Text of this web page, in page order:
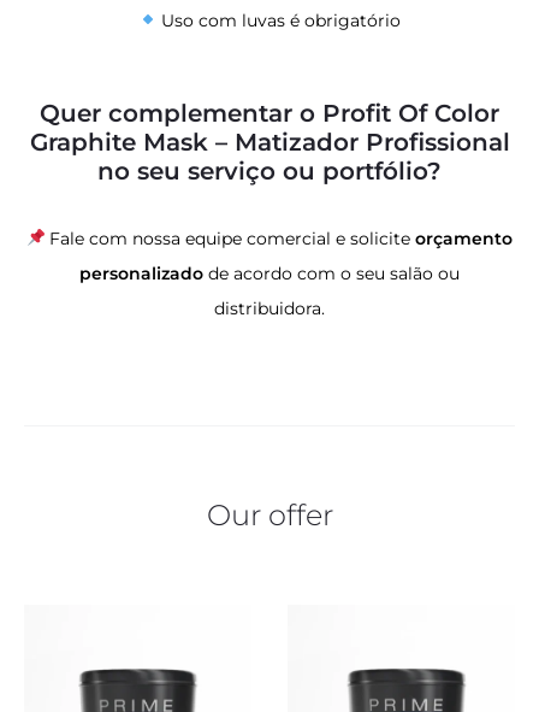
Uso com luvas é obrigatório
Quer complementar o Profit Of Color
Graphite Mask – Matizador Profissional
no seu serviço ou portfólio?
Fale com nossa equipe comercial e soliciteorçamento
personalizado de acordo com o seu salão ou
distribuidora.
Our offer